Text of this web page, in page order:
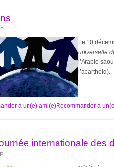
Le 10
universelle
l’Arabie
l’apartheid).
Recommander à
internationale des